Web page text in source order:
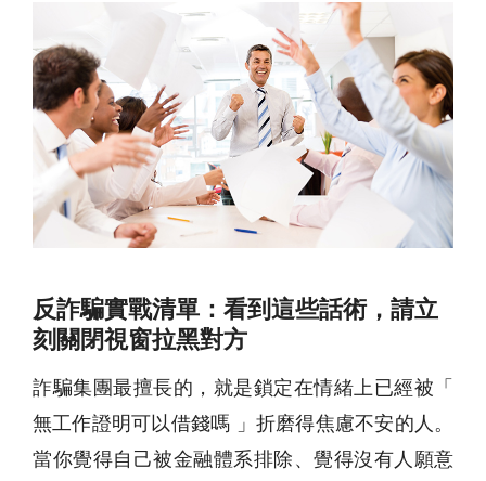
反詐騙實戰清單：看到這些話術，請立
刻關閉視窗拉黑對方
詐騙集團最擅長的，就是鎖定在情緒上已經被「
無工作證明可以借錢嗎 」折磨得焦慮不安的人。
當你覺得自己被金融體系排除、覺得沒有人願意